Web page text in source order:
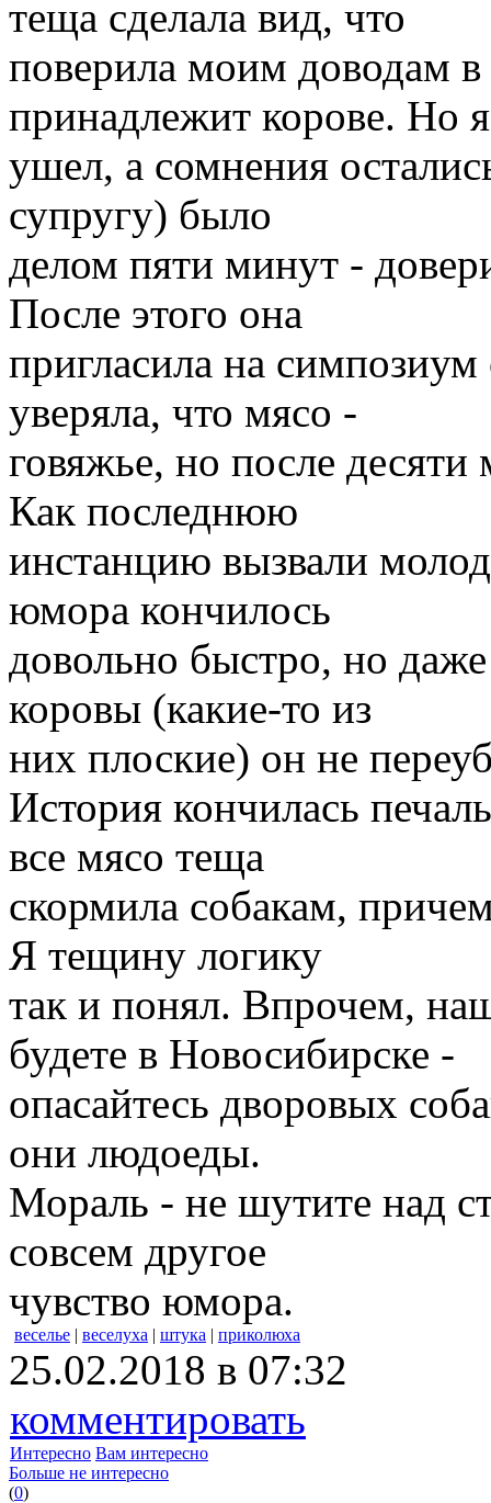
теща сделала вид, что
поверила моим доводам в
принадлежит корове. Но я
ушел, а сомнения
супругу) было
делом пяти минут -
После этого она
пригласила на симпозиум
уверяла, что мясо -
говяжье, но после
Как последнюю
инстанцию вызвали
юмора кончилось
довольно быстро, но
коровы (какие-то из
них плоские) он не
История кончилась
все мясо теща
скормила собакам,
Я тещину логику
так и понял. Впрочем,
будете в Новосибирске -
опасайтесь дворовых
они людоеды.
Мораль - не шутите над
совсем другое
чувство юмора.
веселье | веселуха | штука | приколюха
25.02.2018 в 07:32
комментировать
Интересно Вам интересно
Больше не интересно
(0)